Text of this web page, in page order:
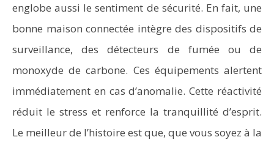
englobe aussi le sentiment de sécurité. En fait, une
bonne maison connectée intègre des dispositifs de
surveillance, des détecteurs de fumée ou de
monoxyde de carbone. Ces équipements alertent
immédiatement en cas d’anomalie. Cette réactivité
réduit le stress et renforce la tranquillité d’esprit.
Le meilleur de l’histoire est que, que vous soyez à la